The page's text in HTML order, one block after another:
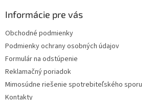
Informácie pre vás
Obchodné podmienky
Podmienky ochrany osobných údajov
Formulár na odstúpenie
Reklamačný poriadok
Mimosúdne riešenie spotrebiteľského sporu
Kontakty